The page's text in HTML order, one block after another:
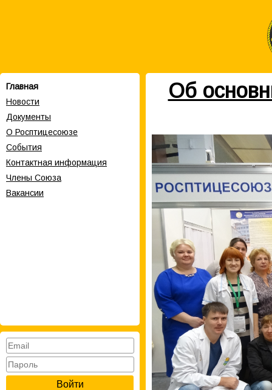
Главная
Новости
Документы
О Росптицесоюзе
События
Контактная информация
Члены Cоюза
Вакансии
Войти
Об